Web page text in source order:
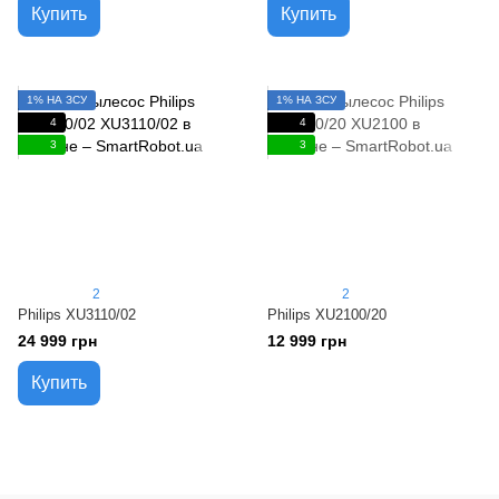
Купить Купить
1% НА ЗСУ
4
3
2
Philips XU3110/02
24 999 грн
Купить
1% НА ЗСУ
4
3
2
Philips XU2100/20
12 999 грн